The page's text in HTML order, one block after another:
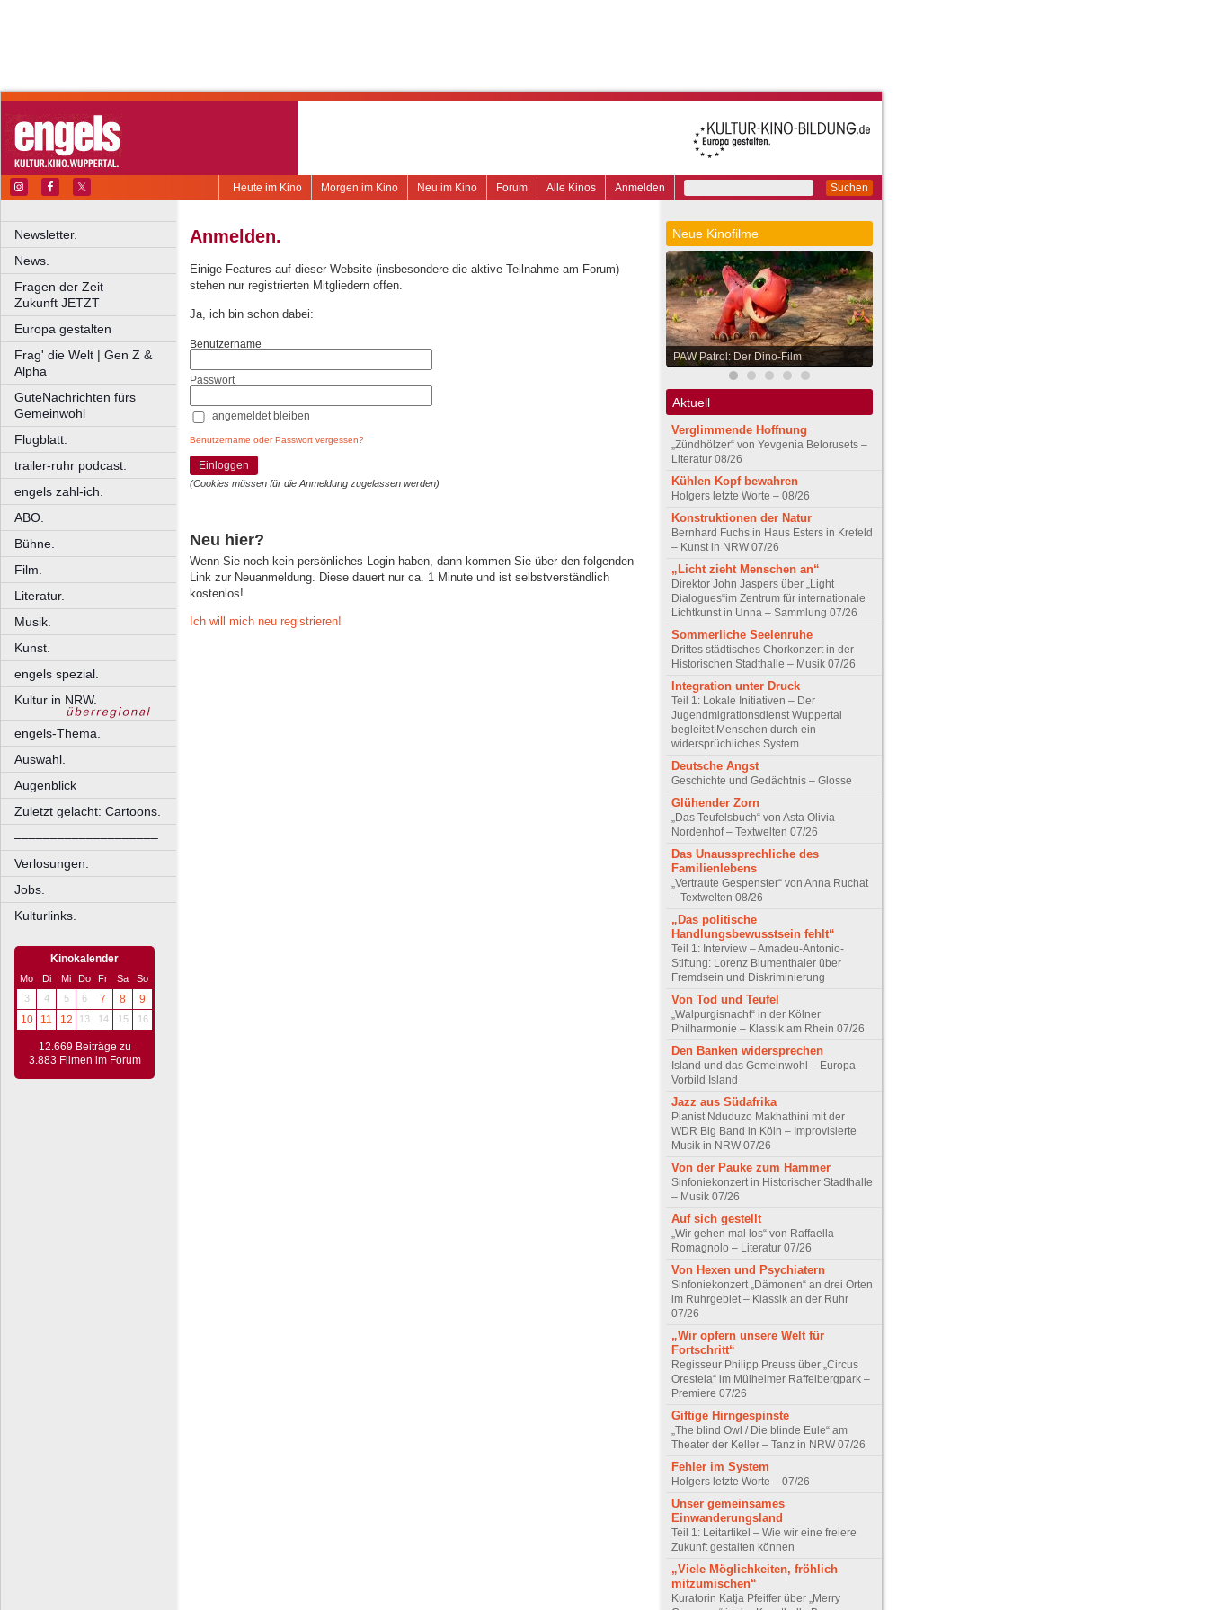
Suchen
Anmelden
Alle Kinos
Forum
Neu im Kino
Morgen im Kino
Heute im Kino
Newsletter.
News.
Fragen der Zeit
Zukunft JETZT
Europa gestalten
Frag' die Welt | Gen Z &
Alpha
GuteNachrichten fürs
Gemeinwohl
Flugblatt.
trailer-ruhr podcast.
engels zahl-ich.
ABO.
Bühne.
Film.
Literatur.
Musik.
Kunst.
engels spezial.
Kultur in NRW.
engels-Thema.
Auswahl.
Augenblick
Zuletzt gelacht: Cartoons.
––––––––––––––––––––
Verlosungen.
Jobs.
Kulturlinks.
Kinokalender
Mo Di Mi Do Fr Sa
So
3
4 5 6 7 8
9
10
11 12 13 14 15 16
12.669 Beiträge zu
3.883 Filmen im Forum
Anmelden.
Einige Features auf dieser Website (insbesondere die aktive Teilnahme am Forum)
stehen nur registrierten Mitgliedern offen.
Ja, ich bin schon dabei:
Benutzername
Passwort
angemeldet bleiben
Benutzername oder Passwort vergessen?
Einloggen
(Cookies müssen für die Anmeldung zugelassen werden)
Neu hier?
Wenn Sie noch kein persönliches Login haben, dann kommen Sie über den folgenden
Link zur Neuanmeldung. Diese dauert nur ca. 1 Minute und ist selbstverständlich
kostenlos!
Ich will mich neu registrieren!
Neue Kinofilme
PAW Patrol: Der Dino-Film
Aktuell
Verglimmende Hoffnung
„Zündhölzer“ von Yevgenia Belorusets –
Literatur 08/26
Kühlen Kopf bewahren
Holgers letzte Worte – 08/26
Konstruktionen der Natur
Bernhard Fuchs in Haus Esters in Krefeld
– Kunst in NRW 07/26
„Licht zieht Menschen an“
Direktor John Jaspers über „Light
Dialogues“im Zentrum für internationale
Lichtkunst in Unna – Sammlung 07/26
Sommerliche Seelenruhe
Drittes städtisches Chorkonzert in der
Historischen Stadthalle – Musik 07/26
Integration unter Druck
Teil 1: Lokale Initiativen – Der
Jugendmigrationsdienst Wuppertal
begleitet Menschen durch ein
widersprüchliches System
Deutsche Angst
Geschichte und Gedächtnis – Glosse
Glühender Zorn
„Das Teufelsbuch“ von Asta Olivia
Nordenhof – Textwelten 07/26
Das Unaussprechliche des
Familienlebens
„Vertraute Gespenster“ von Anna Ruchat
– Textwelten 08/26
„Das politische
Handlungsbewusstsein fehlt“
Teil 1: Interview – Amadeu-Antonio-
Stiftung: Lorenz Blumenthaler über
Fremdsein und Diskriminierung
Von Tod und Teufel
„Walpurgisnacht“ in der Kölner
Philharmonie – Klassik am Rhein 07/26
Den Banken widersprechen
Island und das Gemeinwohl – Europa-
Vorbild Island
Jazz aus Südafrika
Pianist Nduduzo Makhathini mit der
WDR Big Band in Köln – Improvisierte
Musik in NRW 07/26
Von der Pauke zum Hammer
Sinfoniekonzert in Historischer Stadthalle
– Musik 07/26
Auf sich gestellt
„Wir gehen mal los“ von Raffaella
Romagnolo – Literatur 07/26
Von Hexen und Psychiatern
Sinfoniekonzert „Dämonen“ an drei Orten
im Ruhrgebiet – Klassik an der Ruhr
07/26
„Wir opfern unsere Welt für
Fortschritt“
Regisseur Philipp Preuss über „Circus
Oresteia“ im Mülheimer Raffelbergpark –
Premiere 07/26
Giftige Hirngespinste
„The blind Owl / Die blinde Eule“ am
Theater der Keller – Tanz in NRW 07/26
Fehler im System
Holgers letzte Worte – 07/26
Unser gemeinsames
Einwanderungsland
Teil 1: Leitartikel – Wie wir eine freiere
Zukunft gestalten können
„Viele Möglichkeiten, fröhlich
mitzumischen“
Kuratorin Katja Pfeiffer über „Merry